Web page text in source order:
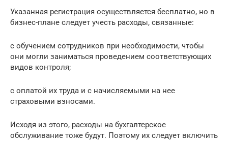
Указанная регистрация осуществляется бесплатно, но в
бизнес-плане следует учесть расходы, связанные:
с обучением сотрудников при необходимости, чтобы
они могли заниматься проведением соответствующих
видов контроля;
с оплатой их труда и с начисляемыми на нее
страховыми взносами.
Исходя из этого, расходы на бухгалтерское
обслуживание тоже будут. Поэтому их следует включить